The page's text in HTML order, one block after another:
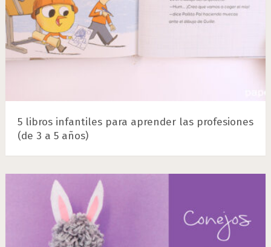
5 libros infantiles para aprender las profesiones
(de 3 a 5 años)